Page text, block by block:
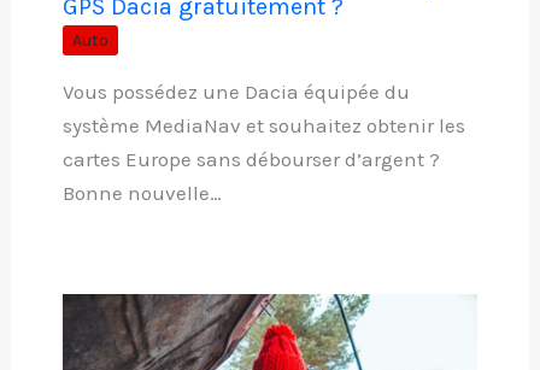
GPS Dacia gratuitement ?
Auto
Vous possédez une Dacia équipée du
système MediaNav et souhaitez obtenir les
cartes Europe sans débourser d’argent ?
Bonne nouvelle…